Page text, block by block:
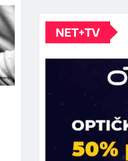
NET+TV